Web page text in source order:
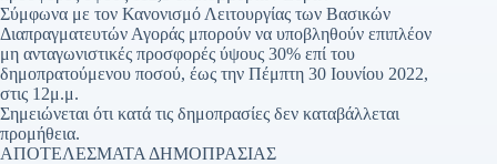
Σύμφωνα με τον Κανονισμό Λειτουργίας των Βασικών
Διαπραγματευτών Αγοράς μπορούν να υποβληθούν επιπλέον
μη ανταγωνιστικές προσφορές ύψους 30% επί του
δημοπρατούμενου ποσού, έως την Πέμπτη 30 Ιουνίου 2022,
στις 12μ.μ.
Σημειώνεται ότι κατά τις δημοπρασίες δεν καταβάλλεται
προμήθεια.
ΑΠΟΤΕΛΕΣΜΑΤΑ ΔΗΜΟΠΡΑΣΙΑΣ